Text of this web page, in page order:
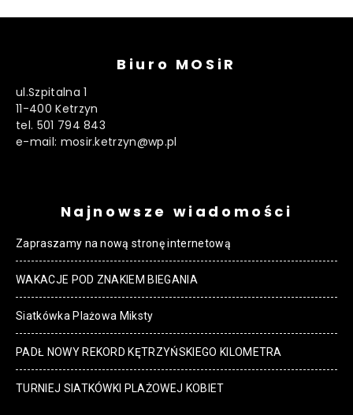
Biuro MOSiR
ul.Szpitalna 1
11-400 Ketrzyn
tel. 501 794 843
e-mail: mosir.ketrzyn@wp.pl
Najnowsze wiadomości
Zapraszamy na nową stronę internetową
WAKACJE POD ZNAKIEM BIEGANIA
Siatkówka Plażowa Miksty
PADŁ NOWY REKORD KĘTRZYŃSKIEGO KILOMETRA
TURNIEJ SIATKÓWKI PLAŻOWEJ KOBIET